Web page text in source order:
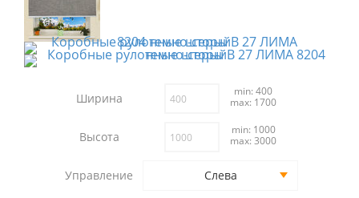
Ширина
min: 400
max: 1700
Высота
min: 1000
max: 3000
Управление Слева